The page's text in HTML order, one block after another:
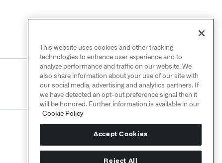
NEXT
PDF处理→
This website uses cookies and other tracking
technologies to enhance user experience and to
analyze performance and traffic on our website. We
also share information about your use of our site with
our social media, advertising and analytics partners. If
we have detected an opt-out preference signal then it
will be honored. Further information is available in our
Cookie Policy
Accept Cookies
Reject All